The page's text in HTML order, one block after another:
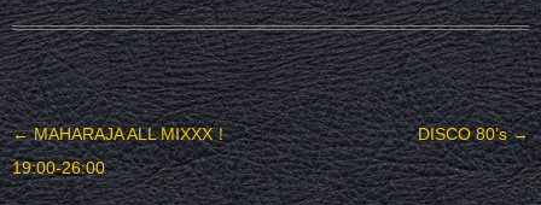
投稿ナビゲーション
←MAHARAJA ALL MIXXX！
19:00-26:00
DISCO 80’s→